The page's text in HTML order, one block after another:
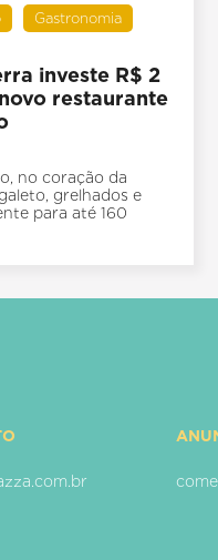
Gastronomia
investe R$ 2
restaurante
no coração da
grelhados e
para até 160